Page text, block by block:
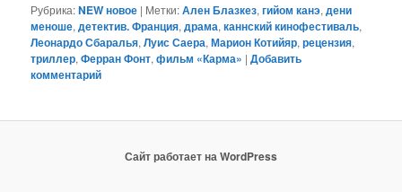
Рубрика:NEW новое | Метки:Ален Блазкез,гийом канэ,дени
меноше,детектив. Франция,драма,каннский кинофестиваль,
Леонардо Сбаралья,Луис Саера,Марион Котийяр,рецензия,
триллер,Ферран Фонт,фильм «Карма» |Добавить
комментарий
Сайт работает на WordPress